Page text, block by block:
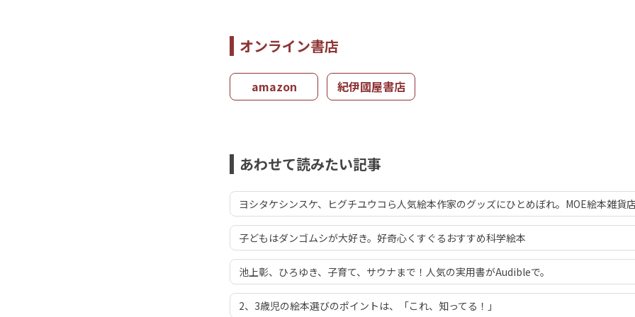
オンライン書店
amazon 紀伊國屋書店
あわせて読みたい記事
ヨシタケシンスケ、ヒグチユウコら人気絵本作家のグッズにひとめぼれ。MOE絵本雑貨
子どもはダンゴムシが大好き。好奇心くすぐるおすすめ科学絵本
池上彰、ひろゆき、子育て、サウナまで！人気の実用書がAudibleで。
2、3歳児の絵本選びのポイントは、「これ、知ってる！」